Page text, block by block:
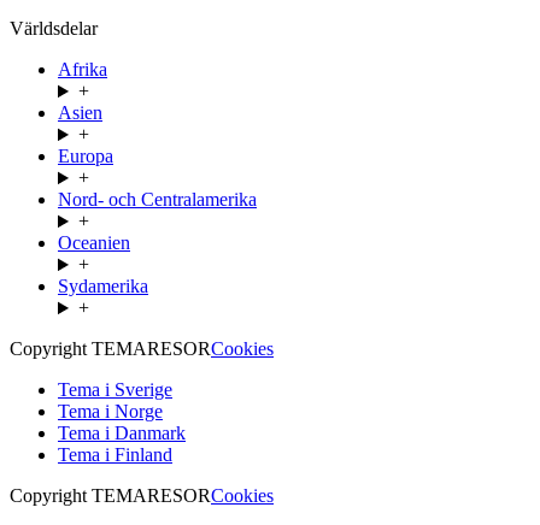
Världsdelar
Afrika
+
Asien
+
Europa
+
Nord- och Centralamerika
+
Oceanien
+
Sydamerika
+
Copyright TEMARESORCookies
Tema i Sverige
Tema i Norge
Tema i Danmark
Tema i Finland
Copyright TEMARESORCookies